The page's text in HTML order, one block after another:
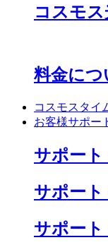
コスモス
料金につ
コスモスタイ
お客様サポー
サポー
サポート
サポート